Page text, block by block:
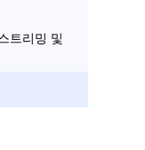
트리밍 및
대안 10